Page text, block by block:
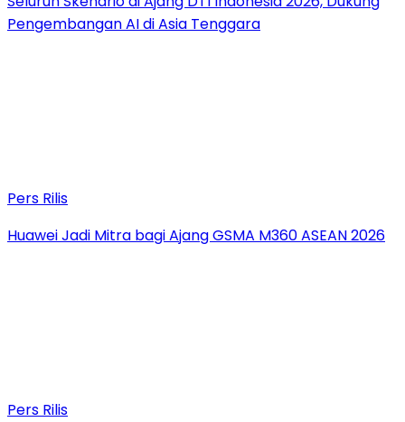
Pengembangan AI di Asia Tenggara
Pers Rilis
Huawei Jadi Mitra bagi Ajang GSMA M360 ASEAN 2026
Pers Rilis